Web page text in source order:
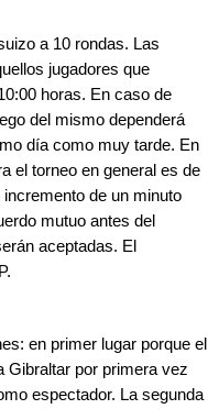
a 10 rondas. Las
jugadores que
horas. En caso de
del mismo dependerá
día como muy tarde. En
el torneo en general es de
de un minuto
mutuo antes del
aceptadas. El
en primer lugar porque el
Gibraltar por primera vez
espectador. La segunda